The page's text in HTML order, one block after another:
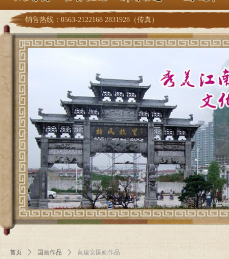
销售热线：0563-2122168 2831928（传真）
首页 ꄲ 国画作品 ꄲ 黄建安国画作品